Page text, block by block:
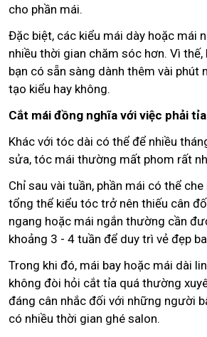
cho phần mái.
Đặc biệt, các kiểu mái dày hoặc mái
nhiều thời gian chăm sóc hơn. Vì thế,
bạn có sẵn sàng dành thêm vài phút
tạo kiểu hay không.
Cắt mái đồng nghĩa với việc phải
Khác với tóc dài có thể để nhiều
sửa, tóc mái thường mất phom rất
Chỉ sau vài tuần, phần mái có thể
tổng thể kiểu tóc trở nên thiếu cân
ngang hoặc mái ngắn thường cần
khoảng 3 - 4 tuần để duy trì vẻ đẹp
Trong khi đó, mái bay hoặc mái dài
không đòi hỏi cắt tỉa quá thường
đáng cân nhắc đối với những người
có nhiều thời gian ghé salon.